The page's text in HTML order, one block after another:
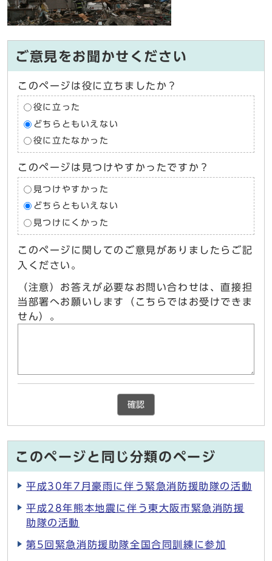
ご意見をお聞かせください
このページは役に立ちましたか？
役に立った
どちらともいえない
役に立たなかった
このページは見つけやすかったですか？
見つけやすかった
どちらともいえない
見つけにくかった
このページに関してのご意見がありましたらご記
入ください。
（注意）お答えが必要なお問い合わせは、直接担
当部署へお願いします（こちらではお受けできま
せん）。
確認
このページと同じ分類のページ
平成30年7月豪雨に伴う緊急消防援助隊の活動
平成28年熊本地震に伴う東大阪市緊急消防援
助隊の活動
第5回緊急消防援助隊全国合同訓練に参加